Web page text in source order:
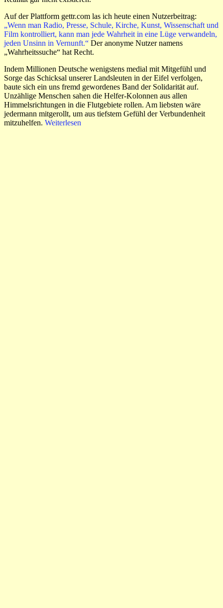
Auf der Plattform gettr.com las ich heute einen Nutzerbeitrag:
„Wenn man Radio, Presse, Schule, Kirche, Kunst, Wissenschaft und
Film kontrolliert, kann man jede Wahrheit in eine Lüge verwandeln,
jeden Unsinn in Vernunft.“ Der anonyme Nutzer namens
„Wahrheitssuche“ hat Recht.
Indem Millionen Deutsche wenigstens medial mit Mitgefühl und
Sorge das Schicksal unserer Landsleuten in der Eifel verfolgen,
baute sich ein uns fremd gewordenes Band der Solidarität auf.
Unzählige Menschen sahen die Helfer-Kolonnen aus allen
Himmelsrichtungen in die Flutgebiete rollen. Am liebsten wäre
jedermann mitgerollt, um aus tiefstem Gefühl der Verbundenheit
mitzuhelfen. Weiterlesen